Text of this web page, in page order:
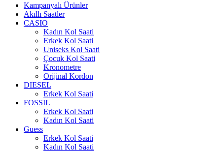
Kampanyalı Ürünler
Akıllı Saatler
CASIO
Kadın Kol Saati
Erkek Kol Saati
Uniseks Kol Saati
Çocuk Kol Saati
Kronometre
Orijinal Kordon
DIESEL
Erkek Kol Saati
FOSSIL
Erkek Kol Saati
Kadın Kol Saati
Guess
Erkek Kol Saati
Kadın Kol Saati